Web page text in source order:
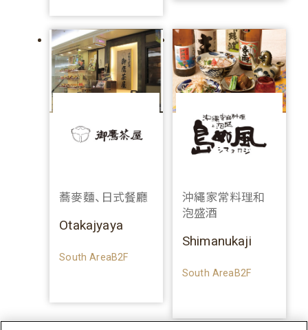
蕎麥麵、日式餐廳
Otakajyaya
South AreaB2F
沖繩家常料理和
泡盛酒
Shimanukaji
South AreaB2F